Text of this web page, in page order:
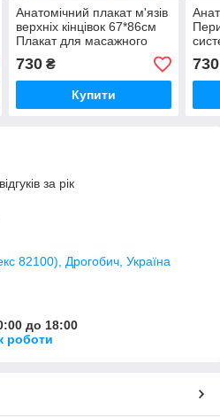
Анатомічний плакат м'язів
верхніх кінцівок 67*86см
Плакат для масажного
кабінету Медичний плакат
730₴
Купити
730
за рік
82100), Дрогобич, Україна
до 18:00
роботи